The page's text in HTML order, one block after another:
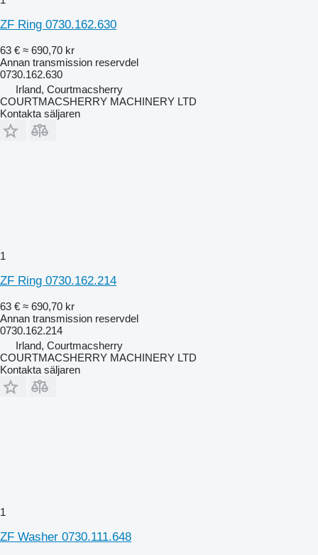
ZF Ring 0730.162.630
63 € ≈ 690,70 kr
Annan transmission reservdel
0730.162.630
Irland, Courtmacsherry
COURTMACSHERRY MACHINERY LTD
Kontakta säljaren
1
ZF Ring 0730.162.214
63 € ≈ 690,70 kr
Annan transmission reservdel
0730.162.214
Irland, Courtmacsherry
COURTMACSHERRY MACHINERY LTD
Kontakta säljaren
1
ZF Washer 0730.111.648